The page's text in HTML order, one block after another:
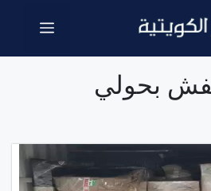
القائمة
بحولي